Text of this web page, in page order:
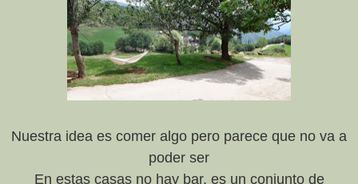
Nuestra idea es comer algo pero parece que no va a
poder ser
En estas casas no hay bar, es un conjunto de